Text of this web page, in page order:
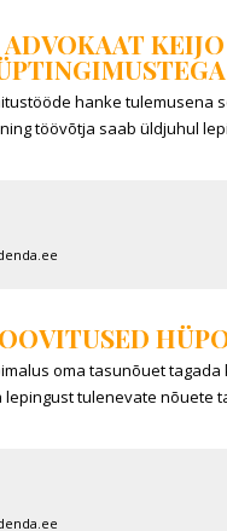
hanke tulemusena
töövõtja saab üldjuhul
oma tasunõuet
tulenevate nõuete